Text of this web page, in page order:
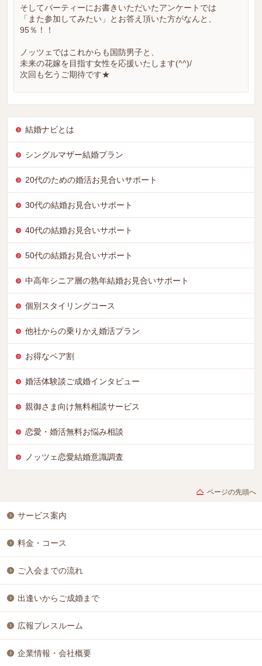
そしてパーティーにお書きいただいたアンケートでは
「また参加してみたい」とお答え頂いた方がなんと、
95％！！
ノッツェではこれからも国防男子と、
未来の花嫁を目指す女性を応援いたします(^^)/
次回も乞うご期待です★
結婚ナビとは
シングルマザー結婚プラン
20代のための婚活お見合いサポート
30代の結婚お見合いサポート
40代の結婚お見合いサポート
50代の結婚お見合いサポート
中高年シニア層の熟年結婚お見合いサポート
個別スタイリングコース
他社からの乗りかえ婚活プラン
お得なペア割
婚活体験談ご成婚インタビュー
親御さま向け無料相談サービス
恋愛・婚活無料お悩み相談
ノッツェ恋愛結婚意識調査
ページの先頭へ
サービス案内
料金・コース
ご入会までの流れ
出逢いからご成婚まで
広報プレスルーム
企業情報・会社概要